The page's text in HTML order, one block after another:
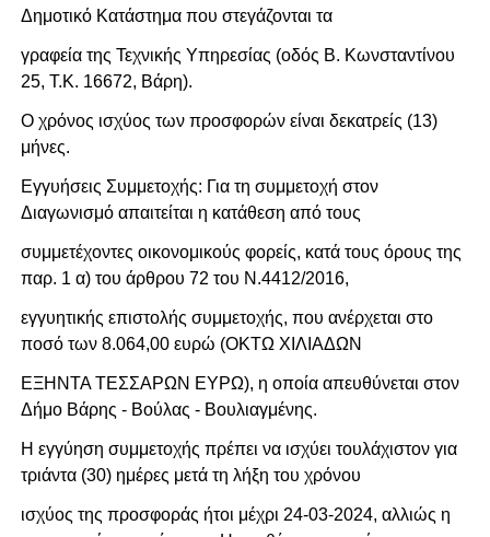
Δημοτικό Κατάστημα που στεγάζονται τα
γραφεία της Τεχνικής Υπηρεσίας (οδός Β. Κωνσταντίνου
25, Τ.Κ. 16672, Βάρη).
Ο χρόνος ισχύος των προσφορών είναι δεκατρείς (13)
μήνες.
Εγγυήσεις Συμμετοχής: Για τη συμμετοχή στον
Διαγωνισμό απαιτείται η κατάθεση από τους
συμμετέχοντες οικονομικούς φορείς, κατά τους όρους της
παρ. 1 α) του άρθρου 72 του Ν.4412/2016,
εγγυητικής επιστολής συμμετοχής, που ανέρχεται στο
ποσό των 8.064,00 ευρώ (ΟΚΤΩ ΧΙΛΙΑΔΩΝ
ΕΞΗΝΤΑ ΤΕΣΣΑΡΩΝ ΕΥΡΩ), η οποία απευθύνεται στον
Δήμο Βάρης - Βούλας - Βουλιαγμένης.
Η εγγύηση συμμετοχής πρέπει να ισχύει τουλάχιστον για
τριάντα (30) ημέρες μετά τη λήξη του χρόνου
ισχύος της προσφοράς ήτοι μέχρι 24-03-2024, αλλιώς η